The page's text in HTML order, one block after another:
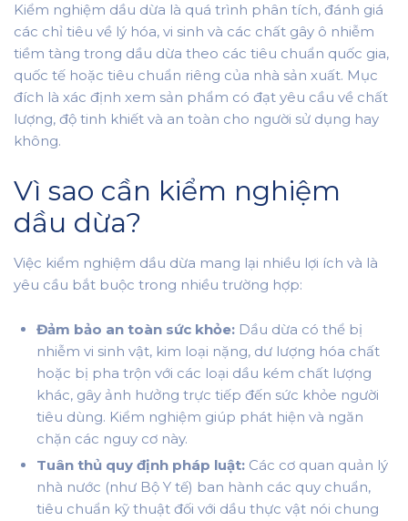
Kiểm nghiệm dầu dừa là quá trình phân tích, đánh giá
các chỉ tiêu về lý hóa, vi sinh và các chất gây ô nhiễm
tiềm tàng trong dầu dừa theo các tiêu chuẩn quốc gia,
quốc tế hoặc tiêu chuẩn riêng của nhà sản xuất. Mục
đích là xác định xem sản phẩm có đạt yêu cầu về chất
lượng, độ tinh khiết và an toàn cho người sử dụng hay
không.
Vì sao cần kiểm nghiệm
dầu dừa?
Việc kiểm nghiệm dầu dừa mang lại nhiều lợi ích và là
yêu cầu bắt buộc trong nhiều trường hợp:
Đảm bảo an toàn sức khỏe: Dầu dừa có thể bị
nhiễm vi sinh vật, kim loại nặng, dư lượng hóa chất
hoặc bị pha trộn với các loại dầu kém chất lượng
khác, gây ảnh hưởng trực tiếp đến sức khỏe người
tiêu dùng. Kiểm nghiệm giúp phát hiện và ngăn
chặn các nguy cơ này.
Tuân thủ quy định pháp luật: Các cơ quan quản lý
nhà nước (như Bộ Y tế) ban hành các quy chuẩn,
tiêu chuẩn kỹ thuật đối với dầu thực vật nói chung